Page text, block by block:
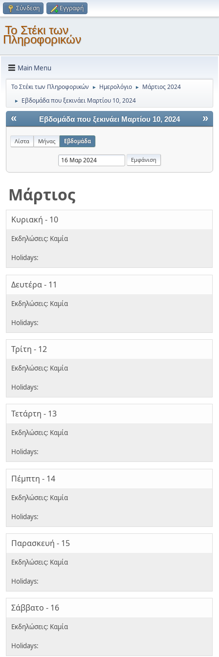
Σύνδεση Εγγραφή
Το Στέκι των
Πληροφορικών
Main Menu
Το Στέκι των Πληροφορικών ► Ημερολόγιο ► Μάρτιος 2024
► Εβδομάδα που ξεκινάει Μαρτίου 10, 2024
« »
Εβδομάδα που ξεκινάει Μαρτίου 10, 2024
Λίστα Μήνας Εβδομάδα
Μάρτιος
Κυριακή - 10
Δευτέρα - 11
Τρίτη - 12
Τετάρτη - 13
Πέμπτη - 14
Παρασκευή - 15
Σάββατο - 16